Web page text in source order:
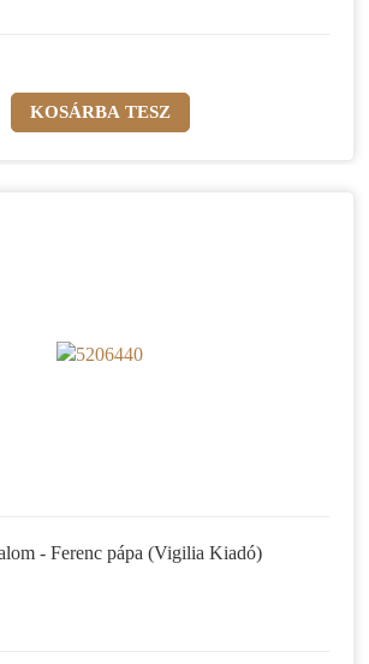
- Ferenc pápa (Vigilia Kiadó)